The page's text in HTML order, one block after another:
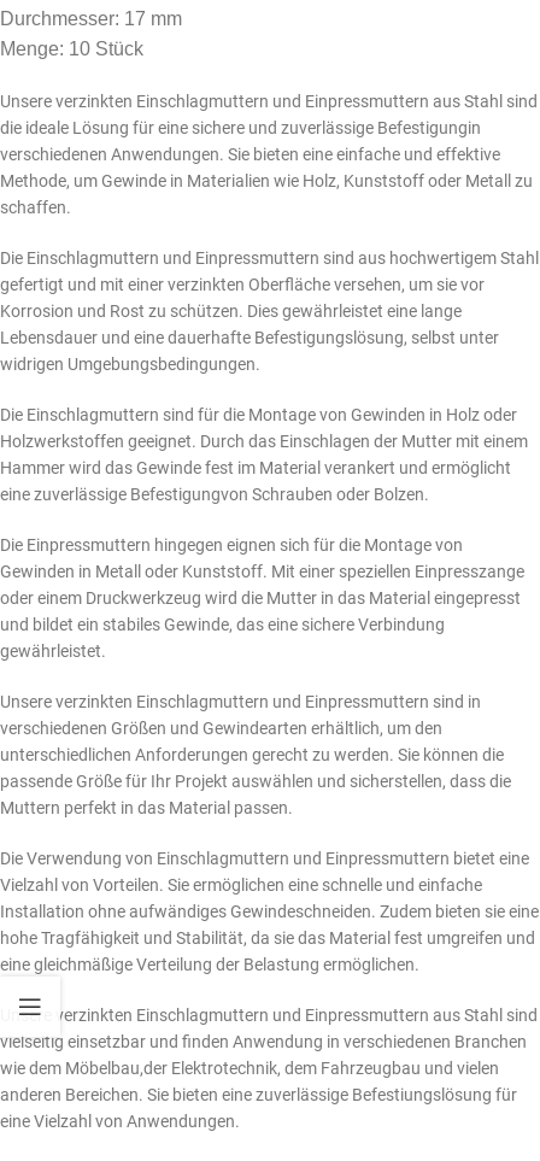
Durchmesser: 17 mm
Menge: 10 Stück
Unsere verzinkten Einschlagmuttern und Einpressmuttern aus Stahl sind
die ideale Lösung für eine sichere und zuverlässige Befestigungin
verschiedenen Anwendungen. Sie bieten eine einfache und effektive
Methode, um Gewinde in Materialien wie Holz, Kunststoff oder Metall zu
schaffen.
Die Einschlagmuttern und Einpressmuttern sind aus hochwertigem Stahl
gefertigt und mit einer verzinkten Oberfläche versehen, um sie vor
Korrosion und Rost zu schützen. Dies gewährleistet eine lange
Lebensdauer und eine dauerhafte Befestigungslösung, selbst unter
widrigen Umgebungsbedingungen.
Die Einschlagmuttern sind für die Montage von Gewinden in Holz oder
Holzwerkstoffen geeignet. Durch das Einschlagen der Mutter mit einem
Hammer wird das Gewinde fest im Material verankert und ermöglicht
eine zuverlässige Befestigungvon Schrauben oder Bolzen.
Die Einpressmuttern hingegen eignen sich für die Montage von
Gewinden in Metall oder Kunststoff. Mit einer speziellen Einpresszange
oder einem Druckwerkzeug wird die Mutter in das Material eingepresst
und bildet ein stabiles Gewinde, das eine sichere Verbindung
gewährleistet.
Unsere verzinkten Einschlagmuttern und Einpressmuttern sind in
verschiedenen Größen und Gewindearten erhältlich, um den
unterschiedlichen Anforderungen gerecht zu werden. Sie können die
passende Größe für Ihr Projekt auswählen und sicherstellen, dass die
Muttern perfekt in das Material passen.
Die Verwendung von Einschlagmuttern und Einpressmuttern bietet eine
Vielzahl von Vorteilen. Sie ermöglichen eine schnelle und einfache
Installation ohne aufwändiges Gewindeschneiden. Zudem bieten sie eine
hohe Tragfähigkeit und Stabilität, da sie das Material fest umgreifen und
eine gleichmäßige Verteilung der Belastung ermöglichen.
Unsere verzinkten Einschlagmuttern und Einpressmuttern aus Stahl sind
vielseitig einsetzbar und finden Anwendung in verschiedenen Branchen
wie dem Möbelbau,der Elektrotechnik, dem Fahrzeugbau und vielen
anderen Bereichen. Sie bieten eine zuverlässige Befestiungslösung für
eine Vielzahl von Anwendungen.